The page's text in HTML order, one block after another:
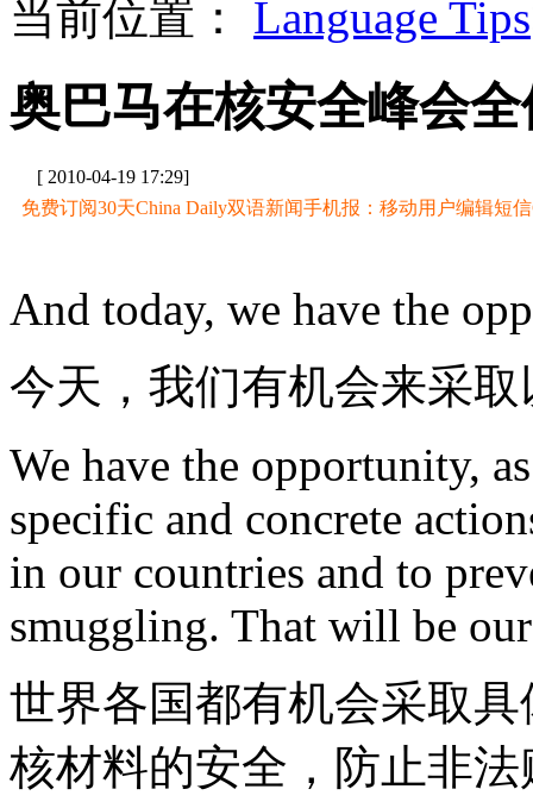
当前位置： Language Tips
奥巴马在核安全峰会
[ 2010-04-19 17:29]
免费订阅30天China Daily双语新闻手机报：移动用户编辑短信
And today, we have the
今天，我们有机会来采
We have the opportunity,
specific and concrete
in our countries and to
smuggling. That will be
世界各国都有机会采取
核材料的安全，防止非